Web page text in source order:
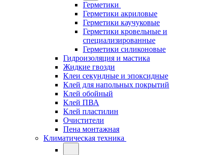
Герметики
Герметики акриловые
Герметики каучуковые
Герметики кровельные и
специализированные
Герметики силиконовые
Гидроизоляция и мастика
Жидкие гвозди
Клеи секундные и эпоксидные
Клей для напольных покрытий
Клей обойный
Клей ПВА
Клей пластилин
Очистители
Пена монтажная
Климатическая техника